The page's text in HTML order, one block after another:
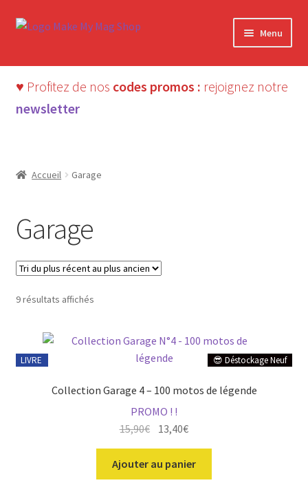
Aller
Aller
Menu
♥ Profitez de nos codes promos : rejoignez notre
newsletter
Accueil Garage
Garage
9 résultats affichésTrié
récent
ancien
LIVRE 😎 Déstockage Neuf
Collection Garage 4 – 100 motos de légende
PROMO ! !
15,90€ Le
prix
initial
était :
13,40€Le
prix
actuel
est :
Ajouter au panier